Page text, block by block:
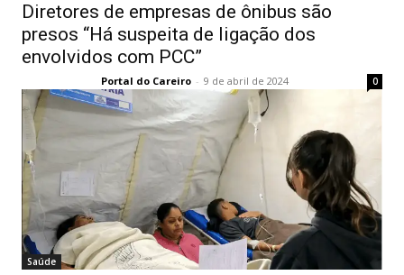
Diretores de empresas de ônibus são
presos “Há suspeita de ligação dos
envolvidos com PCC”
Portal do Careiro - 9 de abril de 2024 0
Saúde